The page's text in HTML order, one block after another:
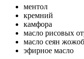
ментол
кремний
камфора
масло рисовых
масло сеян
эфирное масло